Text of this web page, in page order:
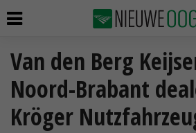
Van den Berg
Noord-Brabant
Kröger